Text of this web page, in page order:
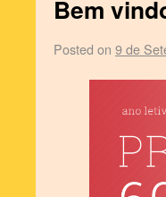
Bem
Posted on 9 de